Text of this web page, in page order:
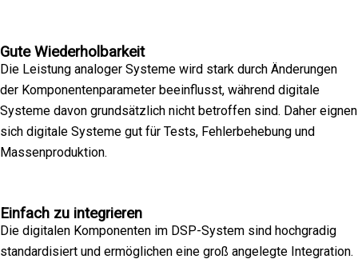
Gute Wiederholbarkeit
Die Leistung analoger Systeme wird stark durch Änderungen
der Komponentenparameter beeinflusst, während digitale
Systeme davon grundsätzlich nicht betroffen sind. Daher eignen
sich digitale Systeme gut für Tests, Fehlerbehebung und
Massenproduktion.
Einfach zu integrieren
Die digitalen Komponenten im DSP-System sind hochgradig
standardisiert und ermöglichen eine groß angelegte Integration.